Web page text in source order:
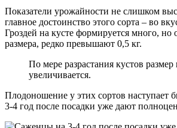
Показатели урожайности не слишком
главное достоинство этого сорта – во
Гроздей на кусте формируется много, но
размера, редко превышают 0,5 кг.
По мере разрастания кустов размер
увеличивается.
Плодоношение у этих сортов наступает
3-4 год после посадки уже дают